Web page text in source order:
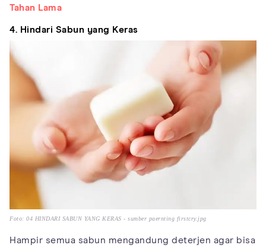
Tahan Lama
4. Hindari Sabun yang Keras
Foto: 04 HINDARI SABUN YANG KERAS - sumber paernting firstcry.jpg
Hampir semua sabun mengandung deterjen agar bisa